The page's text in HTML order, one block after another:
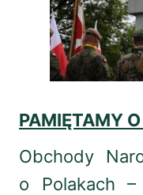
PAMIĘTAMY
Obchody
o Polakach –